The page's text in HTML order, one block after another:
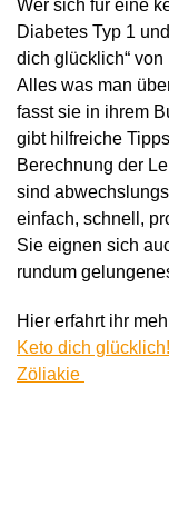
Wer sich für eine
Diabetes Typ 1
dich glücklich“
Alles was man
fasst sie in ihrem
gibt hilfreiche
Berechnung der
sind
einfach, schnell,
Sie eignen sich
rundum
Hier erfahrt ihr
Keto dich
Zöliakie